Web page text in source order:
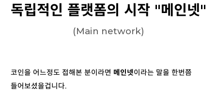
독립적인 플랫폼의 시작 "메인넷"
(Main network)
코인을 어느정도 접해본 분이라면 메인넷이라는 말을 한번쯤
들어보셨을겁니다.